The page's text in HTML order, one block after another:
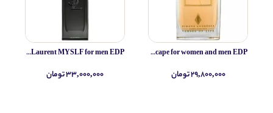
Simone Andreoli Tulum Junglescape for women and men EDP
۲۹,۸۰۰,۰۰۰ تومان
Yves Saint Laurent MYSLF for men EDP
۳۳,۰۰۰,۰۰۰ تومان